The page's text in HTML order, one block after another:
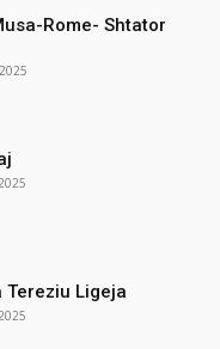
Rome- Shtator
Tereziu Ligeja